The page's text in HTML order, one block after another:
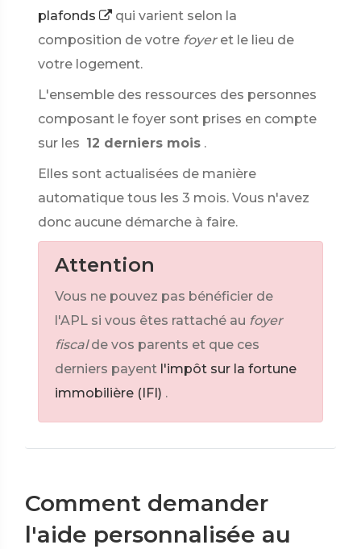
plafonds
qui varient selon la
composition de votre foyer et le lieu de
votre logement.
L'ensemble des ressources des personnes
composant le foyer sont prises en compte
sur les 12 derniers mois .
Elles sont actualisées de manière
automatique tous les 3 mois. Vous n'avez
donc aucune démarche à faire.
Attention
Vous ne pouvez pas bénéficier de
l'APL si vous êtes rattaché au foyer
fiscal de vos parents et que ces
derniers payent l'impôt sur la fortune
immobilière (IFI) .
Comment demander
l'aide personnalisée au